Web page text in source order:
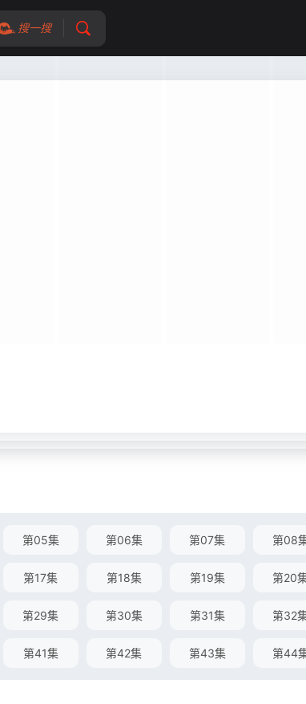
搜一搜
第05集 第06集 第07集 第08
第17集 第18集 第19集 第20
第29集 第30集 第31集 第32
第41集 第42集 第43集 第44